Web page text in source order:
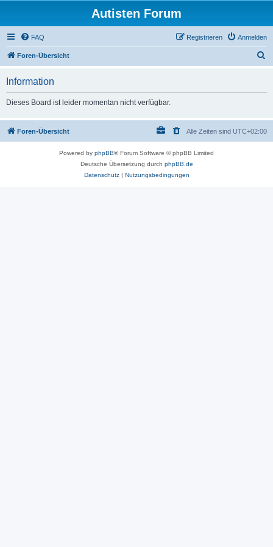
Autisten Forum
FAQ Anmelden
Registrieren
Foren-Übersicht
Information
Dieses Board ist leider momentan nicht verfügbar.
Foren-Übersicht Alle Zeiten sind UTC+02:00
Powered by phpBB® Forum Software © phpBB Limited
Deutsche Übersetzung durch phpBB.de
Datenschutz| Nutzungsbedingungen